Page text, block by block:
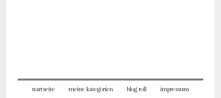
startseite meine kategorien blog roll impressum